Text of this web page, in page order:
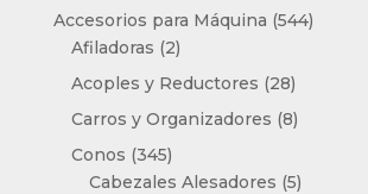
productos
Accesorios para Máquina 544544
Afiladoras 22
productos
Acoples y Reductores 2828
productos
Carros y Organizadores 88
Conos 345345
productos
Cabezales Alesadores 55